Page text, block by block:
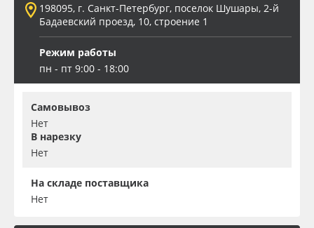
198095, г. Санкт-Петербург, поселок Шушары, 2-й
Бадаевский проезд, 10, строение 1
Режим работы
пн - пт 9:00 - 18:00
Самовывоз
Нет
В нарезку
Нет
На складе поставщика
Нет